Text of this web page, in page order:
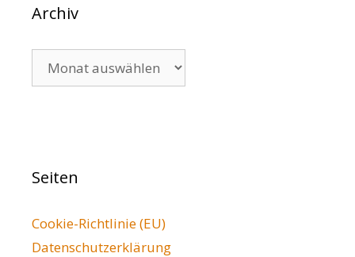
Archiv
Seiten
Cookie-Richtlinie (EU)
Datenschutzerklärung